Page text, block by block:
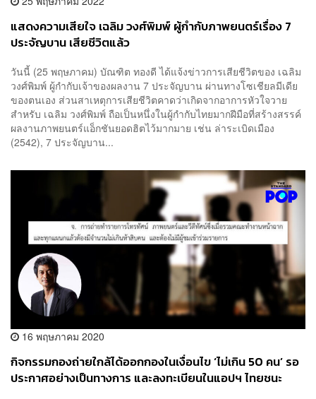
แสดงความเสียใจ เฉลิม วงศ์พิมพ์ ผู้กำกับภาพยนตร์เรื่อง 7
ประจัญบาน เสียชีวิตแล้ว
วันนี้ (25 พฤษภาคม) บัณฑิต ทองดี ได้แจ้งข่าวการเสียชีวิตของ เฉลิม
วงศ์พิมพ์ ผู้กำกับเจ้าของผลงาน 7 ประจัญบาน ผ่านทางโซเชียลมีเดีย
ของตนเอง ส่วนสาเหตุการเสียชีวิตคาดว่าเกิดจากอาการหัวใจวาย
สำหรับ เฉลิม วงศ์พิมพ์ ถือเป็นหนึ่งในผู้กำกับไทยมากฝีมือที่สร้างสรรค์
ผลงานภาพยนตร์แอ็กชันยอดฮิตไว้มากมาย เช่น ล่าระเบิดเมือง
(2542), 7 ประจัญบาน...
16 พฤษภาคม 2020
กิจกรรมกองถ่ายใกล้ได้ออกกองในเงื่อนไข ‘ไม่เกิน 50 คน’ รอ
ประกาศอย่างเป็นทางการ และลงทะเบียนในแอปฯ ไทยชนะ